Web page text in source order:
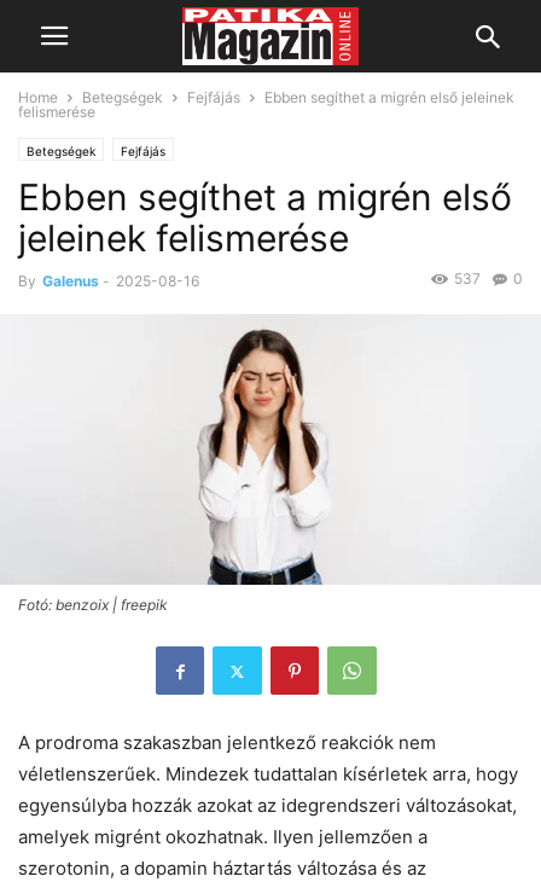
Home Betegségek Fejfájás
Ebben segíthet a migrén első jeleinek
felismerése
Betegségek Fejfájás
Ebben segíthet a migrén első
jeleinek felismerése
By Galenus - 2025-08-16 0
537
Fotó: benzoix | freepik
A prodroma szakaszban jelentkező reakciók nem
véletlenszerűek. Mindezek tudattalan kísérletek arra, hogy
egyensúlyba hozzák azokat az idegrendszeri változásokat,
amelyek migrént okozhatnak. Ilyen jellemzően a
szerotonin, a dopamin háztartás változása és az